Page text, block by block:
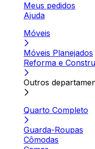
Meus pedidos
Ajuda
Móveis
Móveis Planejados
Reforma e
Outros
Quarto Completo
Guarda-Roupas
Cômodas